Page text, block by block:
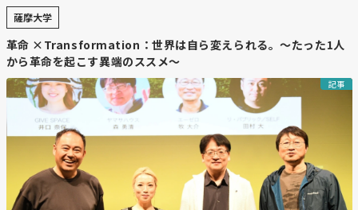
今週は以上です！
Log into Facebook
https://www.facebook.com/groups/262901218134796/
気になったニュースはえぞ財団Facebookグループ「団員
秘密基地」のスレッドでコメントをお願いします！団員の
皆さんでニュースを斬りながら、一緒に行動につなげてい
きましょう。
薩摩大学
革命 ×Transformation：世界は自ら変えられる。〜たった1人
から革命を起こす異端のススメ〜
記事